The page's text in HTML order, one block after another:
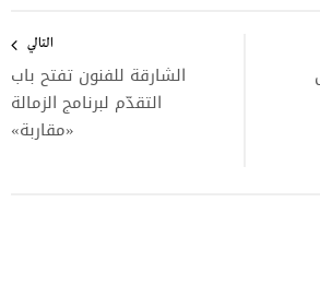
التالي
الشارقة للفنون تفتح باب
التقدّم لبرنامج الزمالة
«مقاربة»